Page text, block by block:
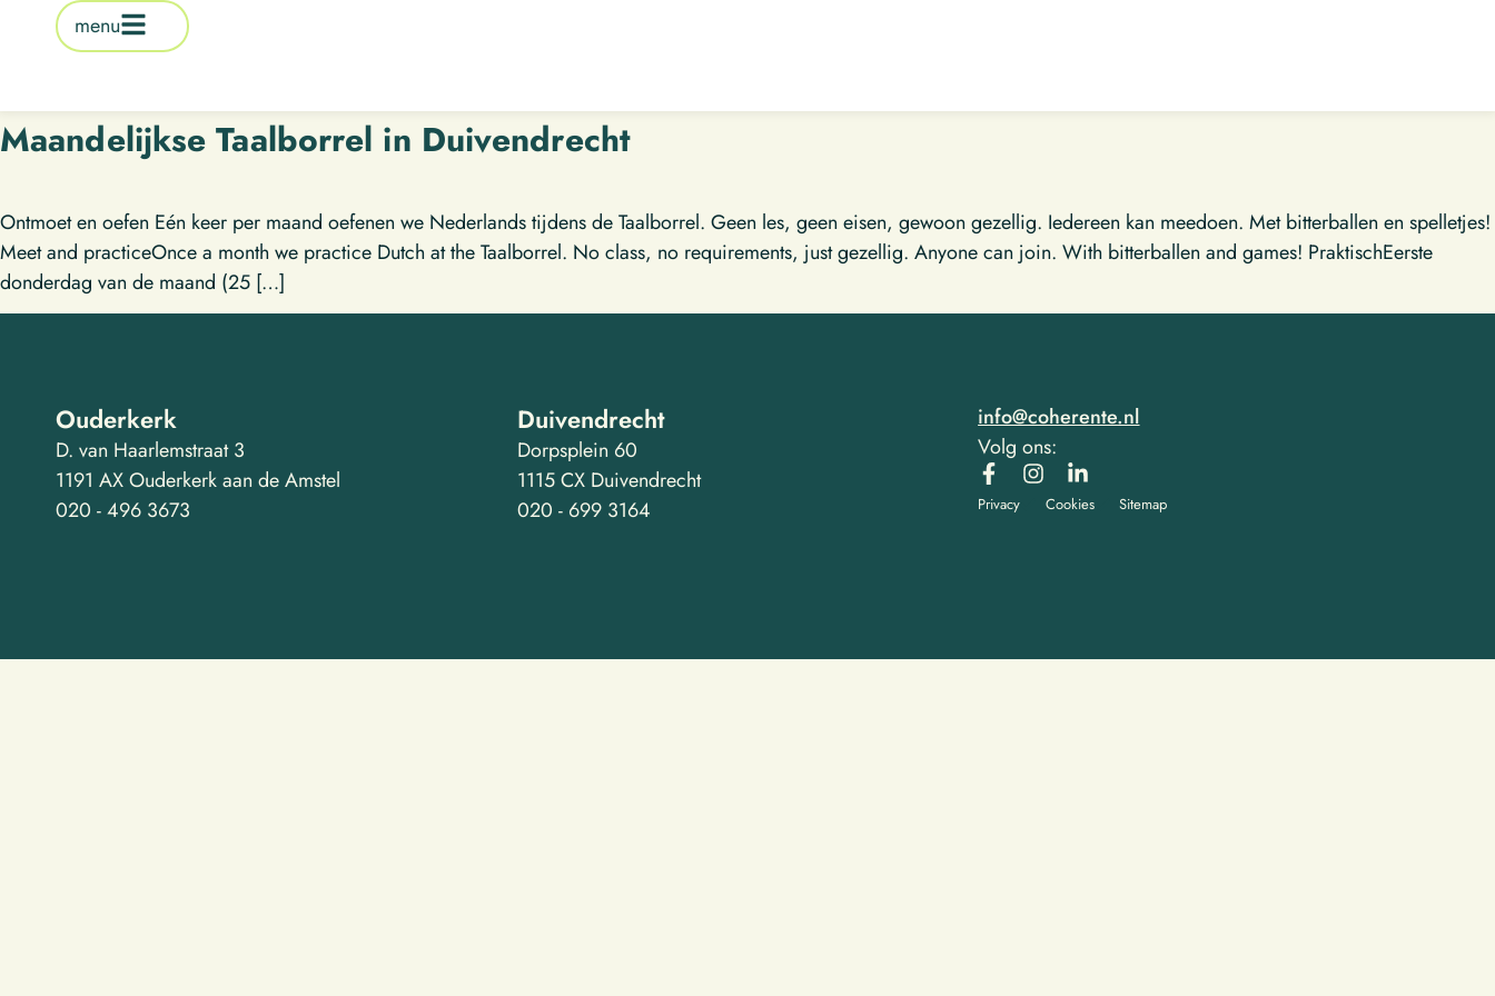
inhoud
menu
Maandelijkse Taalborrel in Duivendrecht
Ontmoet en oefen Eén keer per maand oefenen we Nederlands tijdens de Taalborrel. Geen les, geen eisen, gewoon gezellig. Iedereen kan meedoen. Met bitterballen en spelletjes!
Meet and practiceOnce a month we practice Dutch at the Taalborrel. No class, no requirements, just gezellig. Anyone can join. With bitterballen and games! PraktischEerste
donderdag van de maand (25 […]
Ouderkerk
D. van Haarlemstraat 3
1191 AX Ouderkerk aan de Amstel
020 - 496 3673
Duivendrecht
Dorpsplein 60
1115 CX Duivendrecht
020 - 699 3164
info@coherente.nl
Volg ons:
Privacy Cookies Sitemap